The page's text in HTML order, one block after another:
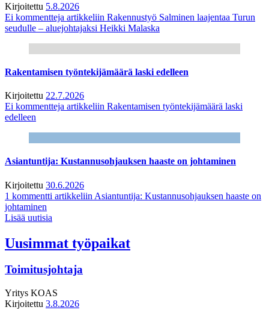
Kirjoitettu 5.8.2026
Ei kommentteja artikkeliin Rakennustyö Salminen laajentaa Turun
seudulle – aluejohtajaksi Heikki Malaska
Rakentamisen työntekijämäärä laski edelleen
Kirjoitettu 22.7.2026
Ei kommentteja artikkeliin Rakentamisen työntekijämäärä laski
edelleen
Asiantuntija: Kustannusohjauksen haaste on johtaminen
Kirjoitettu 30.6.2026
1 kommentti artikkeliin Asiantuntija: Kustannusohjauksen haaste on
johtaminen
Lisää uutisia
Uusimmat työpaikat
Toimitusjohtaja
Yritys KOAS
Kirjoitettu 3.8.2026